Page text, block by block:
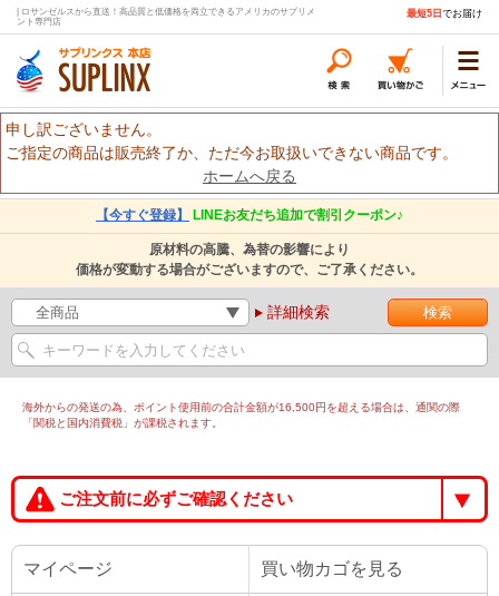
| ロサンゼルスから直送！高品質と低価格を両立できるアメリカのサプリメ
ント専門店
最短5日 でお届け
申し訳ございません。
ご指定の商品は販売終了か、ただ今お取扱いできない商品です。
ホームへ戻る
【今すぐ登録】 LINEお友だち追加で割引クーポン♪
原材料の高騰、為替の影響により
価格が変動する場合がございますので、ご了承ください。
詳細検索
海外からの発送の為、ポイント使用前の合計金額が16,500円を超える場合は、通関の際
「関税と国内消費税」が課税されます。
ご注文前に必ずご確認ください
マイページ 買い物カゴを見る